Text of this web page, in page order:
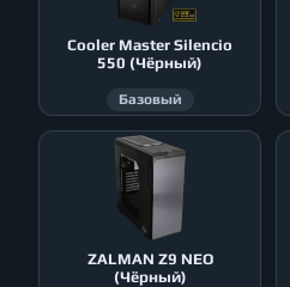
Cooler Master Silencio
550 (Чёрный)
Базовый
ZALMAN Z9 NEO
(Чёрный)